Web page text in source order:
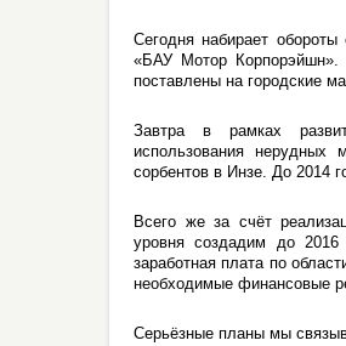
Сегодня набирает
«БАУ Мотор Корпорэйшн».
поставлены на городские
Завтра в рамках
использования
сорбентов в Инзе. До 2014
Всего же за счёт
уровня создадим до
заработная плата по
необходимые финансовые
Серьёзные планы мы